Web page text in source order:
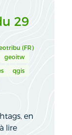
29
(FR)
geoitw
qgis
en
lire